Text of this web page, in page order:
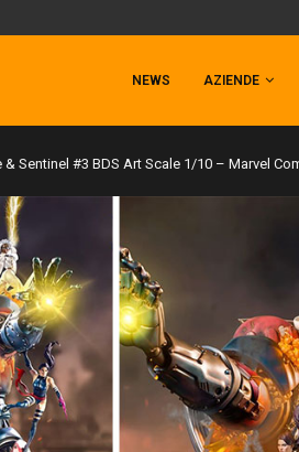
SIDESHOW!
NEWS AZIENDE
Sentinel #3 BDS Art Scale 1/10 – Marvel